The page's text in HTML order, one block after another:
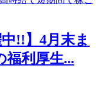
!!】4月末ま
福利厚生...